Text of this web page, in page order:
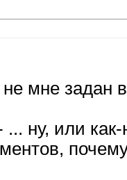
мне задан
... ну, или